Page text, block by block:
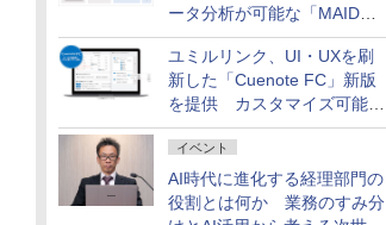
ータ分析が可能な「MAIDOA
AI ASSIST」を9月より提供
ユミルリンク、UI・UXを刷
新した「Cuenote FC」新版
を提供 カスタマイズ可能な
ダッシュボード画面を搭載
イベント
AI時代に進化する経理部門の
役割とは何か 業務のすみ分